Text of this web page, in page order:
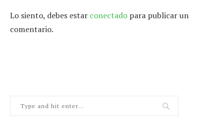
Lo siento, debes estar conectado para publicar un
comentario.